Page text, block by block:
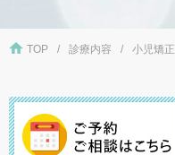
TOP 診療内容 小児矯正